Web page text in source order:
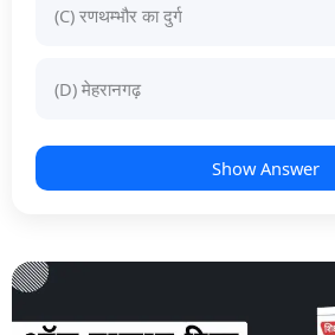
(C) रणथम्भौर का दुर्ग
(D) मेहरानगढ़
Show Answer